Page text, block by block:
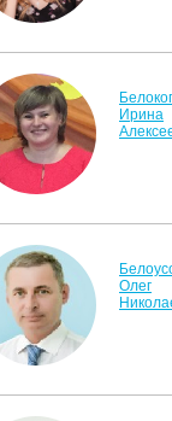
Ирина
Олег